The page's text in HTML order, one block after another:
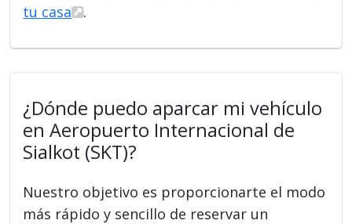
tu casa
.
¿Dónde puedo aparcar mi vehículo
en Aeropuerto Internacional de
Sialkot (SKT)?
Nuestro objetivo es proporcionarte el modo
más rápido y sencillo de reservar un